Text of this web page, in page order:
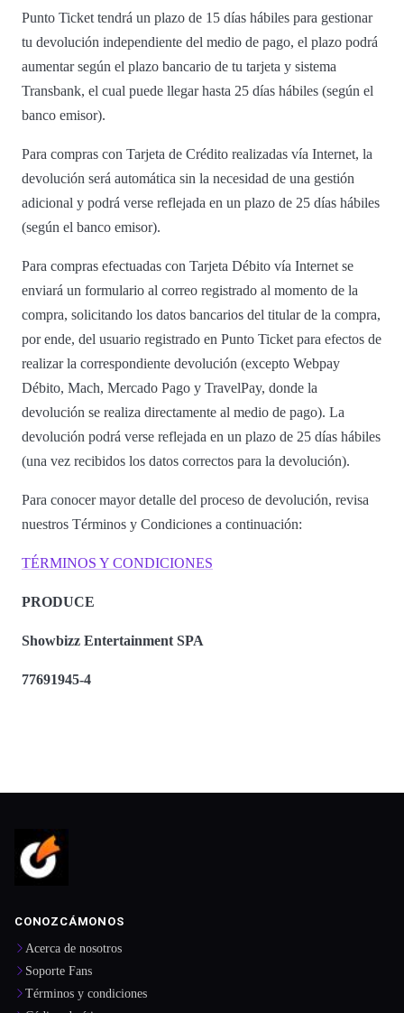
Punto Ticket tendrá un plazo de 15 días hábiles para gestionar
tu devolución independiente del medio de pago, el plazo podrá
aumentar según el plazo bancario de tu tarjeta y sistema
Transbank, el cual puede llegar hasta 25 días hábiles (según el
banco emisor).
Para compras con Tarjeta de Crédito realizadas vía Internet, la
devolución será automática sin la necesidad de una gestión
adicional y podrá verse reflejada en un plazo de 25 días hábiles
(según el banco emisor).
Para compras efectuadas con Tarjeta Débito vía Internet se
enviará un formulario al correo registrado al momento de la
compra, solicitando los datos bancarios del titular de la compra,
por ende, del usuario registrado en Punto Ticket para efectos de
realizar la correspondiente devolución (excepto Webpay
Débito, Mach, Mercado Pago y TravelPay, donde la
devolución se realiza directamente al medio de pago). La
devolución podrá verse reflejada en un plazo de 25 días hábiles
(una vez recibidos los datos correctos para la devolución).
Para conocer mayor detalle del proceso de devolución, revisa
nuestros Términos y Condiciones a continuación:
TÉRMINOS Y CONDICIONES
PRODUCE
Showbizz Entertainment SPA
77691945-4
CONOZCÁMONOS
Acerca de nosotros
Soporte Fans
Términos y condiciones